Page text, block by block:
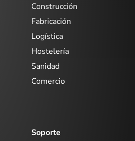
Construcción
Fabricación
Logística
Hostelería
Sanidad
Comercio
Soporte